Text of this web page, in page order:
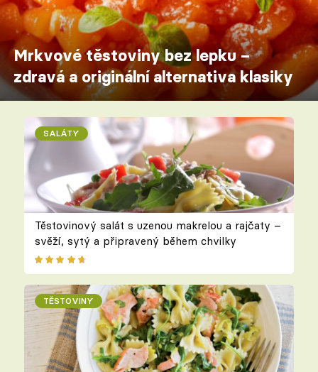
Mrkvové těstoviny bez lepku –
zdravá a originální alternativa klasiky
SALÁTY
Těstovinový salát s uzenou makrelou a rajčaty –
svěží, sytý a připravený během chvilky
TĚSTOVINY